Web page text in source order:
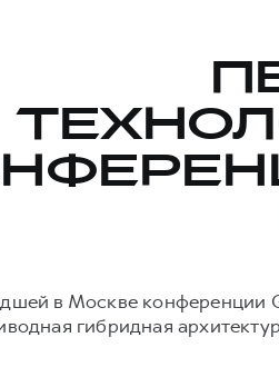
в Москве конференции
гибридная